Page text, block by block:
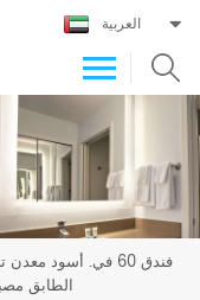
العربية
الطابق